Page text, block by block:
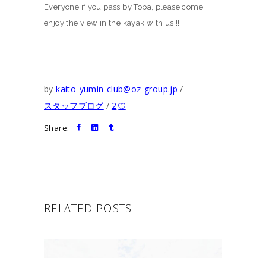
Everyone if you pass by Toba, please come
enjoy the view in the kayak with us !!
bykaito-yumin-club@oz-group.jp
スタッフブログ
2
Share:
RELATED POSTS